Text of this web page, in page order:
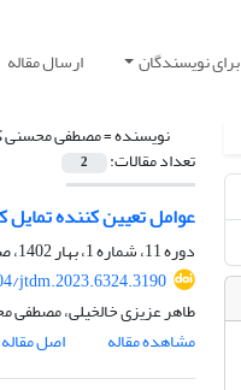
برای نویسندگان ارسال مقاله
نویسنده =مصطفی محسنی
تعداد مقالات: 2
عوامل تعیین کننده
دوره 11، شماره 1، بهار 1402، صفحه
jtdm.2023.6324.3190
طاهر عزیزی خالخیلی، مصطفی
مشاهده مقاله
اصل مقاله